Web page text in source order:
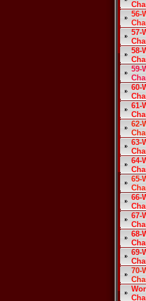
56-
57-
58-
59-
60-
61-
62-
63-
64-
65-
66-
67-
68-
69-
70-